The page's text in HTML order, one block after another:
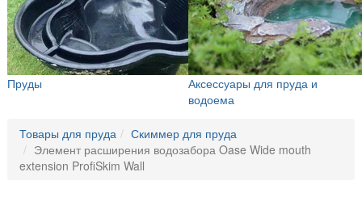
Пруды
Аксессуары для пруда и
водоема
Товары для пруда
Скиммер для пруда
Элемент расширения водозабора Oase Wide mouth
extension ProfiSkim Wall